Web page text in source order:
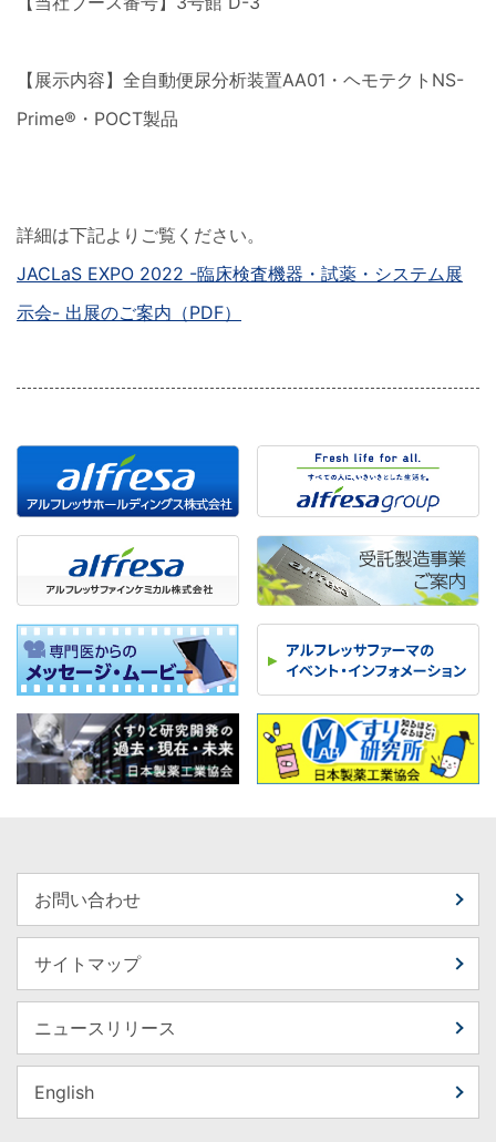
【展示内容】全自動便尿分析装置AA01・ヘモテクトNS-
Prime®・POCT製品
詳細は下記よりご覧ください。
JACLaS EXPO 2022 -臨床検査機器・試薬・システム展
示会- 出展のご案内（PDF）
お問い合わせ
サイトマップ
ニュースリリース
English